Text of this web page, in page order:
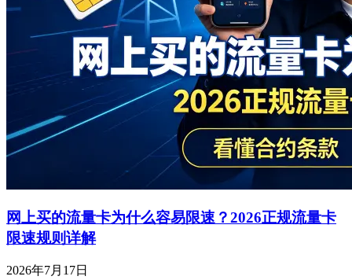
网上买的流量卡为什么容易限速？2026正规流量卡
限速规则详解
2026年7月17日